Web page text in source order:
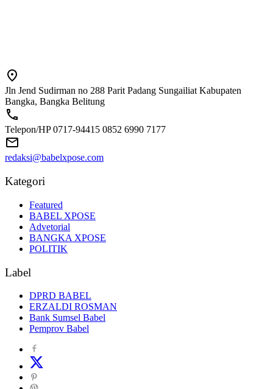
Jln Jend Sudirman no 288 Parit Padang Sungailiat Kabupaten
Bangka, Bangka Belitung
Telepon/HP 0717-94415 0852 6990 7177
redaksi@babelxpose.com
Kategori
Featured
BABEL XPOSE
Advetorial
BANGKA XPOSE
POLITIK
Label
DPRD BABEL
ERZALDI ROSMAN
Bank Sumsel Babel
Pemprov Babel